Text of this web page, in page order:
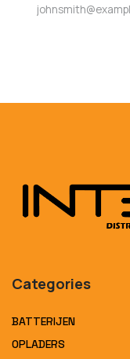
Categories
BATTERIJEN
OPLADERS